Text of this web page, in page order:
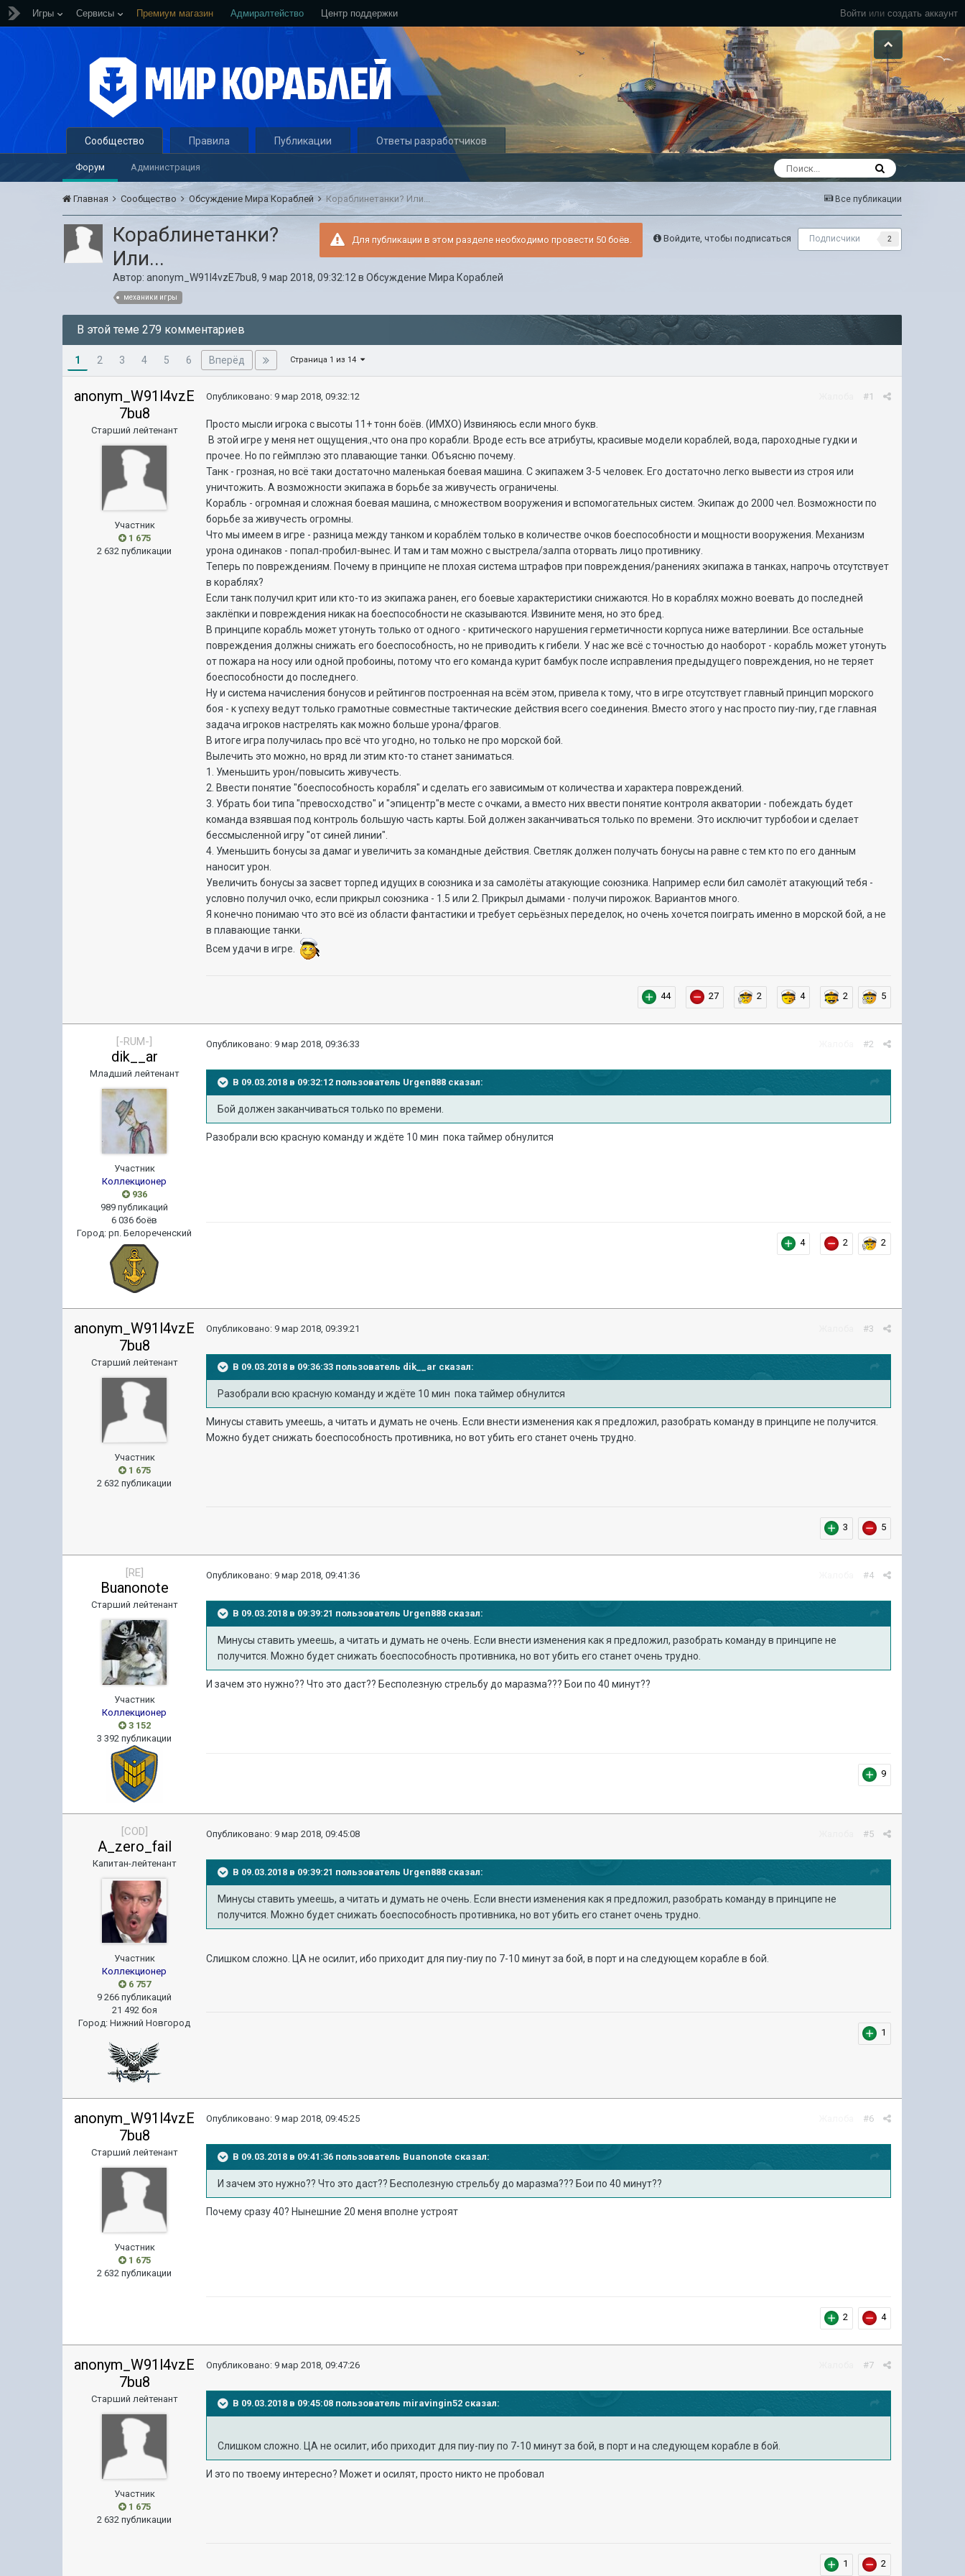
Войти или создать аккаунт
Игры Сервисы Премиум магазин Адмиралтейство Центр поддержки
Сообщество
Форум Администрация
Правила Публикации Ответы разработчиков
Все публикации
Главная Сообщество Обсуждение Мира Кораблей Кораблинетанки? Или...
Войдите, чтобы подписаться Подписчики 2
Для публикации в этом разделе необходимо провести 50 боёв.
Кораблинетанки?
Или...
Автор:anonym_W91l4vzE7bu8,9 мар 2018, 09:32:12 вОбсуждение Мира Кораблей
механики игры
В этой теме 279 комментариев
1 2 3 4 5 6 Вперёд Страница 1 из 14
anonym_W91l4vzE
7bu8
Старший лейтенант
Участник
1 675
2 632 публикации
#1
Опубликовано: 9 мар 2018, 09:32:12
Просто мысли игрока с высоты 11+ тонн боёв. (ИМХО) Извиняюсь если много букв.
В этой игре у меня нет ощущения.,что она про корабли. Вроде есть все атрибуты, красивые модели кораблей, вода, пароходные гудки и
прочее. Но по геймплэю это плавающие танки. Объясню почему.
Танк - грозная, но всё таки достаточно маленькая боевая машина. С экипажем 3-5 человек. Его достаточно легко вывести из строя или
уничтожить. А возможности экипажа в борьбе за живучесть ограничены.
Корабль - огромная и сложная боевая машина, с множеством вооружения и вспомогательных систем. Экипаж до 2000 чел. Возможности по
борьбе за живучесть огромны.
Что мы имеем в игре - разница между танком и кораблём только в количестве очков боеспособности и мощности вооружения. Механизм
урона одинаков - попал-пробил-вынес. И там и там можно с выстрела/залпа оторвать лицо противнику.
Теперь по повреждениям. Почему в принципе не плохая система штрафов при повреждения/ранениях экипажа в танках, напрочь отсутствует
в кораблях?
Если танк получил крит или кто-то из экипажа ранен, его боевые характеристики снижаются. Но в кораблях можно воевать до последней
заклёпки и повреждения никак на боеспособности не сказываются. Извините меня, но это бред.
В принципе корабль может утонуть только от одного - критического нарушения герметичности корпуса ниже ватерлинии. Все остальные
повреждения должны снижать его боеспособность, но не приводить к гибели. У нас же всё с точностью до наоборот - корабль может утонуть
от пожара на носу или одной пробоины, потому что его команда курит бамбук после исправления предыдущего повреждения, но не теряет
боеспособности до последнего.
Ну и система начисления бонусов и рейтингов построенная на всём этом, привела к тому, что в игре отсутствует главный принцип морского
боя - к успеху ведут только грамотные совместные тактические действия всего соединения. Вместо этого у нас просто пиу-пиу, где главная
задача игроков настрелять как можно больше урона/фрагов.
В итоге игра получилась про всё что угодно, но только не про морской бой.
Вылечить это можно, но вряд ли этим кто-то станет заниматься.
1. Уменьшить урон/повысить живучесть.
2. Ввести понятие "боеспособность корабля" и сделать его зависимым от количества и характера повреждений.
3. Убрать бои типа "превосходство" и "эпицентр"в месте с очками, а вместо них ввести понятие контроля акватории - побеждать будет
команда взявшая под контроль большую часть карты. Бой должен заканчиваться только по времени. Это исключит турбобои и сделает
бессмысленной игру "от синей линии".
4. Уменьшить бонусы за дамаг и увеличить за командные действия. Светляк должен получать бонусы на равне с тем кто по его данным
наносит урон.
Увеличить бонусы за засвет торпед идущих в союзника и за самолёты атакующие союзника. Например если бил самолёт атакующий тебя -
условно получил очко, если прикрыл союзника - 1.5 или 2. Прикрыл дымами - получи пирожок. Вариантов много.
Я конечно понимаю что это всё из области фантастики и требует серьёзных переделок, но очень хочется поиграть именно в морской бой, а не
в плавающие танки.
Всем удачи в игре.
44 27 2 4 2 5
[-RUM-]
dik__ar
Младший лейтенант
Участник
Коллекционер
936
989 публикаций
6 036 боёв
Город:рп. Белореченский
#2
Опубликовано: 9 мар 2018, 09:36:33
В 09.03.2018 в 09:32:12 пользователь Urgen888 сказал:
Бой должен заканчиваться только по времени.
Разобрали всю красную команду и ждёте 10 мин пока таймер обнулится
4 2 2
anonym_W91l4vzE
7bu8
Старший лейтенант
Участник
1 675
2 632 публикации
#3
Опубликовано: 9 мар 2018, 09:39:21
В 09.03.2018 в 09:36:33 пользователь dik__ar сказал:
Разобрали всю красную команду и ждёте 10 мин пока таймер обнулится
Минусы ставить умеешь, а читать и думать не очень. Если внести изменения как я предложил, разобрать команду в принципе не получится.
Можно будет снижать боеспособность противника, но вот убить его станет очень трудно.
3 5
[RE]
Buanonote
Старший лейтенант
Участник
Коллекционер
3 152
3 392 публикации
#4
Опубликовано: 9 мар 2018, 09:41:36
В 09.03.2018 в 09:39:21 пользователь Urgen888 сказал:
Минусы ставить умеешь, а читать и думать не очень. Если внести изменения как я предложил, разобрать команду в принципе не
получится. Можно будет снижать боеспособность противника, но вот убить его станет очень трудно.
И зачем это нужно?? Что это даст?? Бесполезную стрельбу до маразма??? Бои по 40 минут??
9
[COD]
A_zero_fail
Капитан-лейтенант
Участник
Коллекционер
6 757
9 266 публикаций
21 492 боя
Город:Нижний Новгород
#5
Опубликовано: 9 мар 2018, 09:45:08
В 09.03.2018 в 09:39:21 пользователь Urgen888 сказал:
Минусы ставить умеешь, а читать и думать не очень. Если внести изменения как я предложил, разобрать команду в принципе не
получится. Можно будет снижать боеспособность противника, но вот убить его станет очень трудно.
Слишком сложно. ЦА не осилит, ибо приходит для пиу-пиу по 7-10 минут за бой, в порт и на следующем корабле в бой.
1
anonym_W91l4vzE
7bu8
Старший лейтенант
Участник
1 675
2 632 публикации
#6
Опубликовано: 9 мар 2018, 09:45:25
В 09.03.2018 в 09:41:36 пользователь Buanonote сказал:
И зачем это нужно?? Что это даст?? Бесполезную стрельбу до маразма??? Бои по 40 минут??
Почему сразу 40? Нынешние 20 меня вполне устроят
2 4
anonym_W91l4vzE
7bu8
Старший лейтенант
Участник
1 675
2 632 публикации
#7
Опубликовано: 9 мар 2018, 09:47:26
В 09.03.2018 в 09:45:08 пользователь miravingin52 сказал:
Слишком сложно. ЦА не осилит, ибо приходит для пиу-пиу по 7-10 минут за бой, в порт и на следующем корабле в бой.
И это по твоему интересно? Может и осилят, просто никто не пробовал
1 2